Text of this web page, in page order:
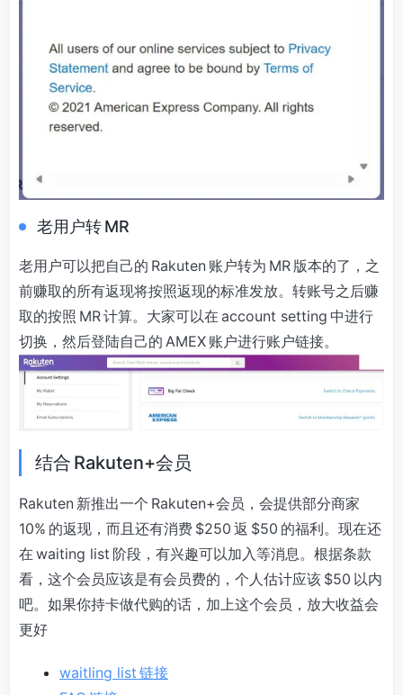
老用户转 MR
老用户可以把自己的 Rakuten 账户转为 MR 版本的了，之
前赚取的所有返现将按照返现的标准发放。转账号之后赚
取的按照 MR 计算。大家可以在 account setting 中进行
切换，然后登陆自己的 AMEX 账户进行账户链接。
结合 Rakuten+会员
Rakuten 新推出一个 Rakuten+会员，会提供部分商家
10% 的返现，而且还有消费 $250 返 $50 的福利。现在还
在 waiting list 阶段，有兴趣可以加入等消息。根据条款
看，这个会员应该是有会员费的，个人估计应该 $50 以内
吧。如果你持卡做代购的话，加上这个会员，放大收益会
更好
waitling list 链接